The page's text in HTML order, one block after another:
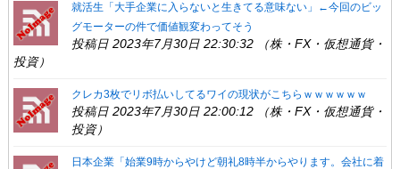
就活生「大手企業に入らないと生きてる意味ない」←今回のビッ
グモーターの件で価値観変わってそう
投稿日 2023年7月30日 22:30:32 （株・FX・仮想通貨・
投資）
クレカ3枚でリボ払いしてるワイの現状がこちらｗｗｗｗｗｗ
投稿日 2023年7月30日 22:00:12 （株・FX・仮想通貨・
投資）
日本企業「始業9時からやけど朝礼8時半からやります。会社に着